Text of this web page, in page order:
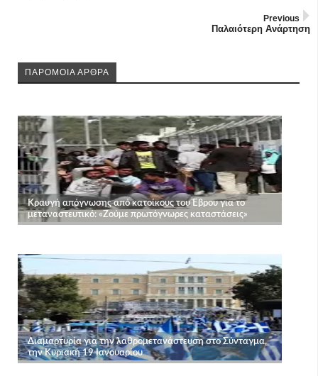
Previous
Παλαιότερη Ανάρτηση
ΠΑΡΟΜΟΙΑ ΑΡΘΡΑ